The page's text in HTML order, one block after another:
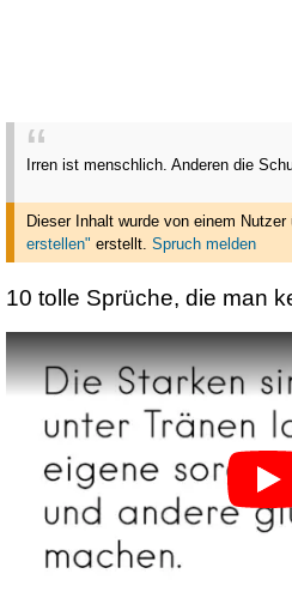
Irren ist menschlich. Anderen die
Dieser Inhalt wurde von einem
erstellen" erstellt. Spruch melden
10 tolle Sprüche, die man